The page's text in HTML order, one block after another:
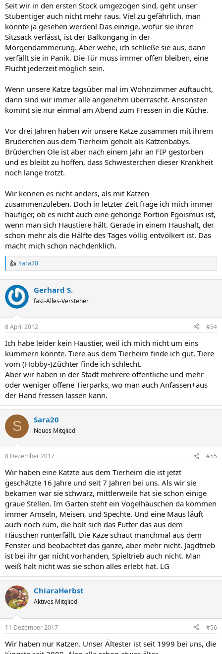
Seit wir in den ersten Stock umgezogen sind, geht unser
Stubentiger auch nicht mehr raus. Viel zu gefährlich, man
könnte ja gesehen werden! Das einzige, wofür sie ihren
Sitzsack verlässt, ist der Balkongang in der
Morgendämmerung. Aber wehe, ich schließe sie aus, dann
verfällt sie in Panik. Die Tür muss immer offen bleiben, eine
Flucht jederzeit möglich sein.
Wenn unsere Katze tagsüber mal im Wohnzimmer auftaucht,
dann sind wir immer alle angenehm überrascht. Ansonsten
kommt sie nur einmal am Abend zum Fressen in die Küche.
Vor drei Jahren haben wir unsere Katze zusammen mit ihrem
Brüderchen aus dem Tierheim geholt als Katzenbabys.
Brüderchen Ole ist aber nach einem Jahr an FIP gestorben
und es bleibt zu hoffen, dass Schwesterchen dieser Krankheit
noch lange trotzt.
Wir kennen es nicht anders, als mit Katzen
zusammenzuleben. Doch in letzter Zeit frage ich mich immer
häufiger, ob es nicht auch eine gehörige Portion Egoismus ist,
wenn man sich Haustiere hält. Gerade in einem Haushalt, der
schon mehr als die Hälfte des Tages völlig entvölkert ist. Das
macht mich schon nachdenklich.
R
e
k
t
i
e
:
Sara20
Gerhard S.
fast-Alles-Versteher
8 April 2012 #54
Ich habe leider kein Haustier, weil ich mich nicht um eins
kümmern könnte. Tiere aus dem Tierheim finde ich gut, Tiere
vom (Hobby-)Züchter finde ich schlecht.
Aber wir haben in der Stadt mehrere öffentliche und mehr
oder weniger offene Tierparks, wo man auch Anfassen+aus
der Hand fressen lassen kann.
S Sara20
Neues Mitglied
8 Dezember 2017 #55
Wir haben eine Katzte aus dem Tierheim die ist jetzt
geschätzte 16 Jahre und seit 7 Jahren bei uns. Als wir sie
bekamen war sie schwarz, mittlerweile hat sie schon einige
graue Stellen. Im Garten steht ein Vogelhäuschen da kommen
immer Amseln, Meisen, und Spechte. Und eine Maus läuft
auch noch rum, die holt sich das Futter das aus dem
Häuschen runterfällt. Die Kaze schaut manchmal aus dem
Fenster und beobachtet das ganze, aber mehr nicht. Jagdtrieb
ist bei ihr gar nicht vorhanden, Spieltrieb auch nicht. Man
weiß halt nicht was sie schon alles erlebt hat. LG
ChiaraHerbst
Aktives Mitglied
11 Dezember 2017 #56
Wir haben nur Katzen. Unser Ältester ist seit 1999 bei uns, die